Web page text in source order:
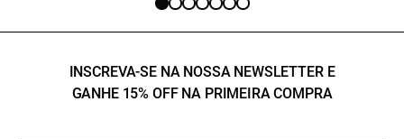
INSCREVA-SE NA NOSSA NEWSLETTER E
GANHE 15% OFF NA PRIMEIRA COMPRA